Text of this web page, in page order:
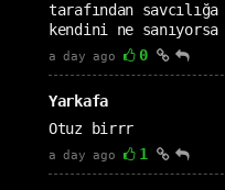
tarafından
kendini ne
a day ago 0
Yarkafa
Otuz birrr
a day ago 1